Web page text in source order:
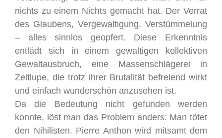
nichts zu einem Nichts gemacht hat. Der Verrat
des Glaubens, Vergewaltigung, Verstümmelung
– alles sinnlos geopfert. Diese Erkenntnis
entlädt sich in einem gewaltigen kollektiven
Gewaltausbruch, eine Massenschlägerei in
Zeitlupe, die trotz ihrer Brutalität befreiend wirkt
und einfach wunderschön anzusehen ist.
Da die Bedeutung nicht gefunden werden
konnte, löst man das Problem anders: Man tötet
den Nihilisten. Pierre Anthon wird mitsamt dem